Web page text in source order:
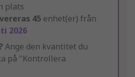
plats
45 enhet(er) från
2026
Ange den kvantitet du
på "Kontrollera